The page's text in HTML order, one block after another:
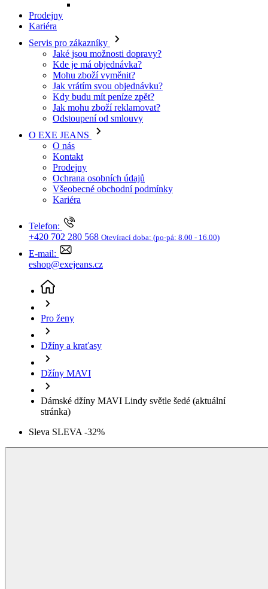
Mohu zboží vyměnit?
Jak vrátím svou objednávku?
Kdy budu mít peníze zpět?
Jak mohu zboží reklamovat?
Odstoupení od smlouvy
O EXE JEANS
O nás
Kontakt
Prodejny
Ochrana osobních údajů
Všeobecné obchodní podmínky
Kariéra
Telefon:
+420 702 280 568
E-mail:
eshop@exejeans.cz
Pro ženy
Džíny MAVI
Dámské džíny MAVI Lindy světle šedé
stránka)
Sleva SLEVA -32%